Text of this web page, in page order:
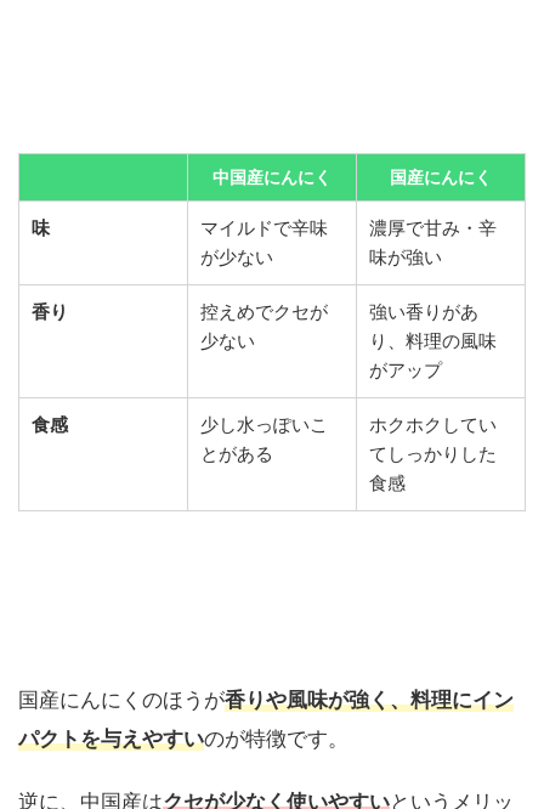
中国産にんにく 国産にんにく
味
マイルドで辛味
が少ない
濃厚で甘み・辛
味が強い
香り
控えめでクセが
少ない
強い香りがあ
り、料理の風味
がアップ
食感
少し水っぽいこ
とがある
ホクホクしてい
てしっかりした
食感
国産にんにくのほうが香りや風味が強く、料理にイン
パクトを与えやすいのが特徴です。
逆に、中国産はクセが少なく使いやすいというメリッ